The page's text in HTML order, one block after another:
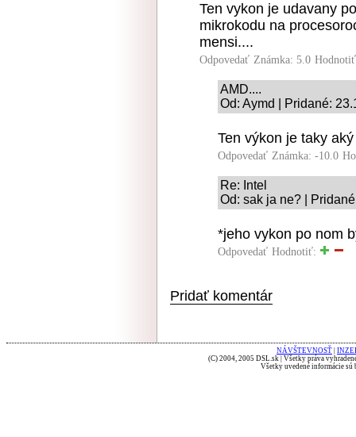
Ten vykon je udavany
mikrokodu na
mensi....
Odpovedať Známka: 5.0
AMD....
Od: Aymd | Pridané:
Ten výkon je taky
Odpovedať Známka: -10.0
Re: Intel
Od: sak ja ne? |
*jeho vykon po nom
Odpovedať Hodnotiť:
Pridať komentár
NÁVŠTEVNOSŤ
(C) 2004, 2005 DSL.sk | Všetky práva
Všetky uvedené informácie sú